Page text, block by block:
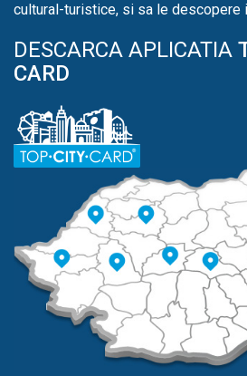
cultural-turistice, si sa le descopere
DESCARCA APLICATIA
CARD